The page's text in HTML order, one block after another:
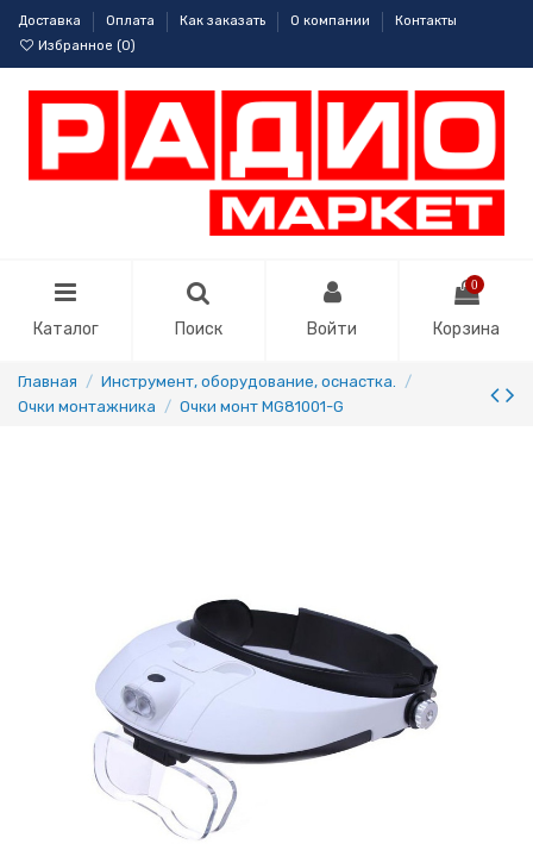
Доставка Оплата Как заказать О компании
Контакты
Избранное (0)
Каталог Поиск Войти
0
Корзина
Главная
Инструмент, оборудование, оснастка.
Очки монтажника
Очки монт MG81001-G